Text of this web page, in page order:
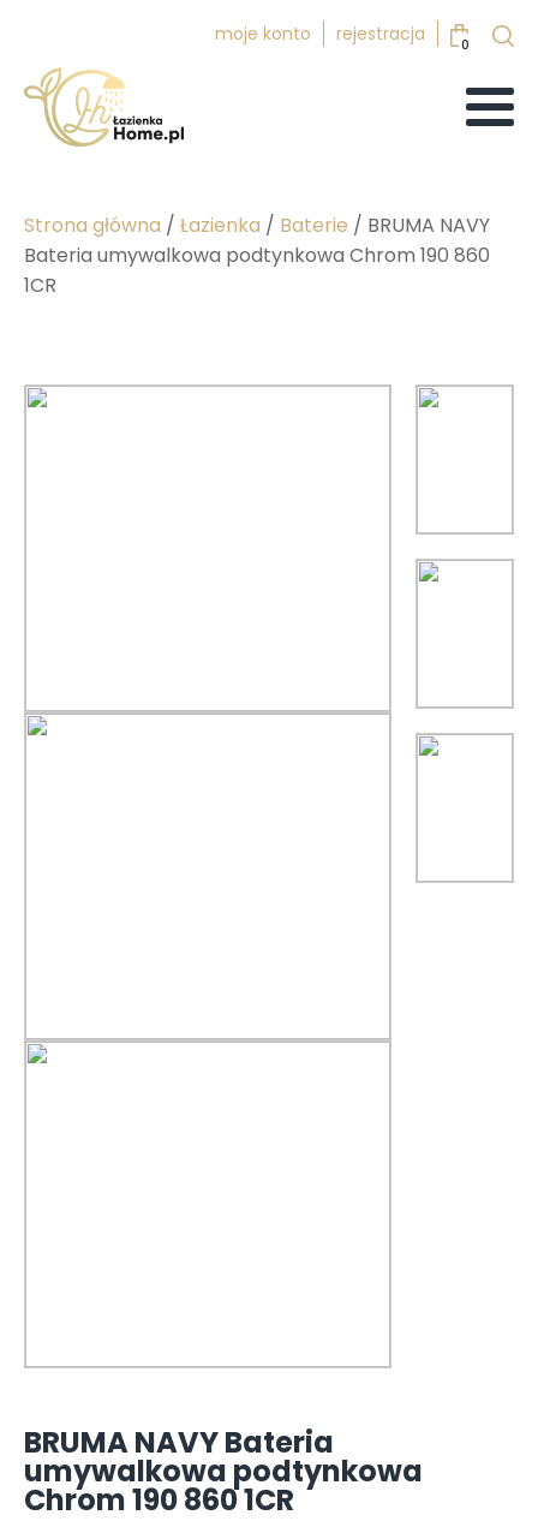
moje konto rejestracja 0
Strona główna / Łazienka / Baterie / BRUMA NAVY
Bateria umywalkowa podtynkowa Chrom 190 860
1CR
BRUMA NAVY Bateria
umywalkowa podtynkowa
Chrom 190 860 1CR